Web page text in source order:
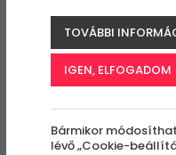
TOVÁBBI
IGEN, ELFOGADOM
Bármikor
lévő „Cookie-